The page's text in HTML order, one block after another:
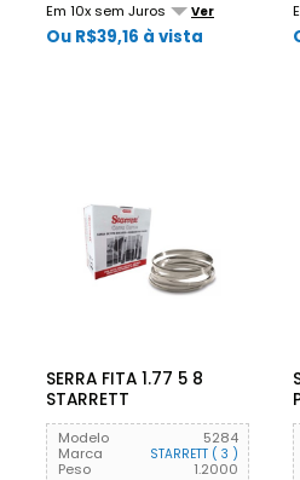
Em 10x sem Juros Ver
Ou R$39,16 à vista
SERRA FITA 1.77 5 8
STARRETT
Modelo
5284
Marca
STARRETT ( 3 )
Peso 1.2000